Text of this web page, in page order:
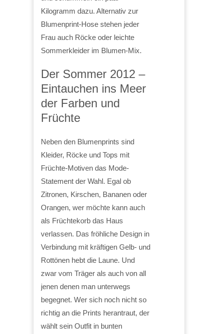
Kilogramm dazu. Alternativ zur
Blumenprint-Hose stehen jeder
Frau auch Röcke oder leichte
Sommerkleider im Blumen-Mix.
Der Sommer 2012 –
Eintauchen ins Meer
der Farben und
Früchte
Neben den Blumenprints sind
Kleider, Röcke und Tops mit
Früchte-Motiven das Mode-
Statement der Wahl. Egal ob
Zitronen, Kirschen, Bananen oder
Orangen, wer möchte kann auch
als Früchtekorb das Haus
verlassen. Das fröhliche Design in
Verbindung mit kräftigen Gelb- und
Rottönen hebt die Laune. Und
zwar vom Träger als auch von all
jenen denen man unterwegs
begegnet. Wer sich noch nicht so
richtig an die Prints herantraut, der
wählt sein Outfit in bunten